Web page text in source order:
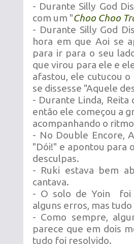
- Durante Silly God
com um "Choo Choo
- Durante Silly God
hora em que Aoi se
para ir para o seu
que virou para ele e
afastou, ele cutucou
se dissesse "Aquele
- Durante Linda, Reita
então ele começou a
acompanhando o
- No Double Encore,
"Dói!" e apontou para
desculpas.
- Ruki estava bem
cantava.
- O solo de Yoin foi
alguns erros, mas
- Como sempre,
parece que em dois
tudo foi resolvido.